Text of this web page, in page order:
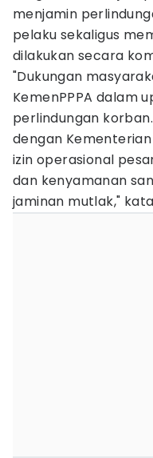
menjamin
pelaku sekaligus
dilakukan secara
"Dukungan
KemenPPPA dalam
perlindungan
dengan
izin operasional
dan kenyamanan
jaminan mutlak,"